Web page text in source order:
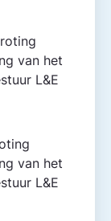
van het
L&E
van het
L&E